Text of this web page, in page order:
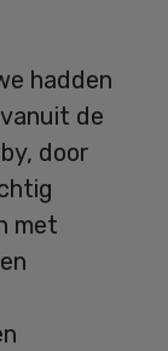
hadden
de
door
met